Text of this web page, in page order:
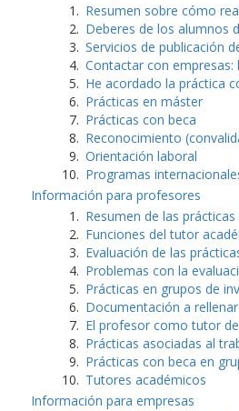
Resumen sobre cómo
Deberes de los alumnos
Servicios de publicación
Contactar con
He acordado la práctica
Prácticas en máster
Prácticas con beca
Reconocimiento
Orientación laboral
Programas
Información para profesores
Resumen de las
Funciones del tutor
Evaluación de las
Problemas con la
Prácticas en grupos de
Documentación a rellenar
El profesor como tutor
Prácticas asociadas al
Prácticas con beca en
Tutores académicos
Información para empresas